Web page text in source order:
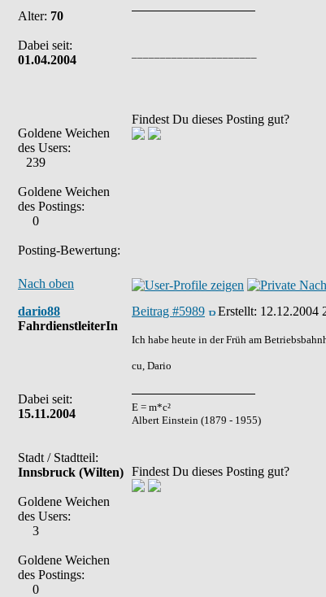
Alter: 70
Dabei seit:
01.04.2004
Goldene Weichen
des Users:
239
Goldene Weichen
des Postings:
0
Posting-Bewertung:
Findest Du dieses Posting gut?
Nach oben
dario88
FahrdienstleiterIn
Dabei seit:
15.11.2004
Stadt / Stadtteil:
Innsbruck (Wilten)
Goldene Weichen
des Users:
3
Goldene Weichen
des Postings:
0
Beitrag #5989 Erstellt: 12.12.2004
Ich habe heute in der Früh am
cu, Dario
E = m*c²
Albert Einstein (1879 - 1955)
Findest Du dieses Posting gut?